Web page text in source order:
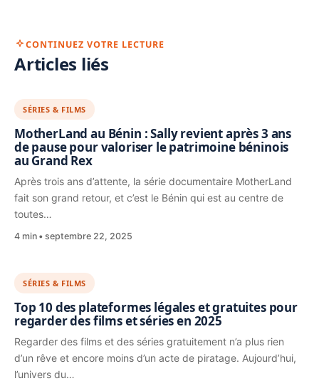
CONTINUEZ VOTRE LECTURE
Articles liés
SÉRIES & FILMS
MotherLand au Bénin : Sally revient après 3 ans
de pause pour valoriser le patrimoine béninois
au Grand Rex
Après trois ans d’attente, la série documentaire MotherLand
fait son grand retour, et c’est le Bénin qui est au centre de
toutes…
4 min septembre 22, 2025
SÉRIES & FILMS
Top 10 des plateformes légales et gratuites pour
regarder des films et séries en 2025
Regarder des films et des séries gratuitement n’a plus rien
d’un rêve et encore moins d’un acte de piratage. Aujourd’hui,
l’univers du…